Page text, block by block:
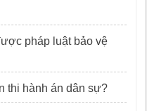
pháp luật bảo vệ
thi hành án dân sự?